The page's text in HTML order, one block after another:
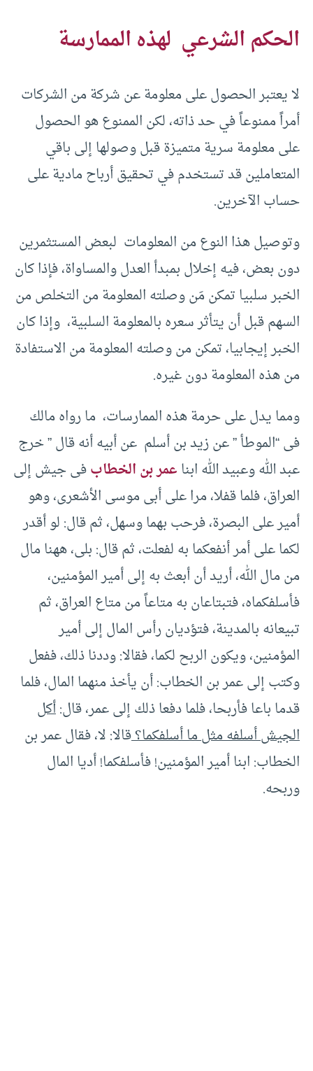
الحكم الشرعي لهذه الممارسة
لا يعتبر الحصول على معلومة عن شركة من الشركات
أمراً ممنوعاً في حد ذاته، لكن الممنوع هو الحصول
على معلومة سرية متميزة قبل وصولها إلى باقي
المتعاملين قد تستخدم في تحقيق أرباح مادية على
حساب الآخرين.
وتوصيل هذا النوع من المعلومات لبعض المستثمرين
دون بعض، فيه إخلال بمبدأ العدل والمساواة، فإذا كان
الخبر سلبيا تمكن مَن وصلته المعلومة من التخلص من
السهم قبل أن يتأثر سعره بالمعلومة السلبية، وإذا كان
الخبر إيجابيا، تمكن من وصلته المعلومة من الاستفادة
من هذه المعلومة دون غيره.
ومما يدل على حرمة هذه الممارسات، ما رواه مالك
فى “الموطأ ” عن زيد بن أسلم عن أبيه أنه قال ” خرج
عبد الله وعبيد الله ابناعمر بن الخطابفى جيش إلى
العراق، فلما قفلا، مرا على أبى موسى الأشعرى، وهو
أمير على البصرة، فرحب بهما وسهل، ثم قال: لو أقدر
لكما على أمر أنفعكما به لفعلت، ثم قال: بلى، ههنا مال
من مال الله، أريد أن أبعث به إلى أمير المؤمنين،
فأسلفكماه، فتبتاعان به متاعاً من متاع العراق، ثم
تبيعانه بالمدينة، فتؤديان رأس المال إلى أمير
المؤمنين، ويكون الربح لكما، فقالا: وددنا ذلك، ففعل
وكتب إلى عمر بن الخطاب: أن يأخذ منهما المال، فلما
قدما باعا فأربحا، فلما دفعا ذلك إلى عمر، قال:أكل
الجيش أسلفه مثل ما أسلفكما؟قالا: لا، فقال عمر بن
الخطاب: ابنا أمير المؤمنين! فأسلفكما! أديا المال
وربحه.